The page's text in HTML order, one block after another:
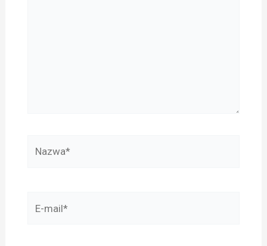
mail*